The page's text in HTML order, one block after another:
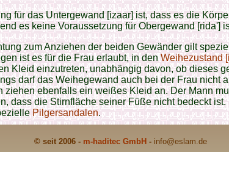
für das Untergewand [izaar] ist, dass es die
es keine Voraussetzung für Obergewand [rida']
zum Anziehen der beiden Gewänder gilt
ist es für die Frau erlaubt, in denWeihezustand
Kleid einzutreten, unabhängig davon, ob dieses
darf das Weihegewand auch bei der Frau nicht
ziehen ebenfalls ein weißes Kleid an. Der Mann
dass die Stirnfläche seiner Füße nicht bedeckt ist.
Pilgersandalen.
© seit 2006 - m-haditec GmbH - info@eslam.de